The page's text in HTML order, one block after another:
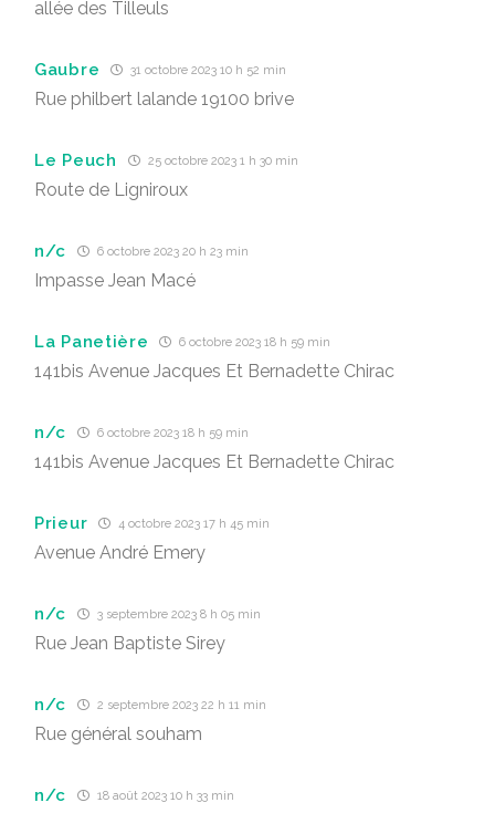
allée des Tilleuls
Gaubre 31 octobre 2023 10 h 52 min
Rue philbert lalande 19100 brive
Le Peuch 25 octobre 2023 1 h 30 min
Route de Ligniroux
n/c 6 octobre 2023 20 h 23 min
Impasse Jean Macé
La Panetière 6 octobre 2023 18 h 59 min
141bis Avenue Jacques Et Bernadette Chirac
n/c 6 octobre 2023 18 h 59 min
141bis Avenue Jacques Et Bernadette Chirac
Prieur 4 octobre 2023 17 h 45 min
Avenue André Emery
n/c 3 septembre 2023 8 h 05 min
Rue Jean Baptiste Sirey
n/c 2 septembre 2023 22 h 11 min
Rue général souham
n/c 18 août 2023 10 h 33 min